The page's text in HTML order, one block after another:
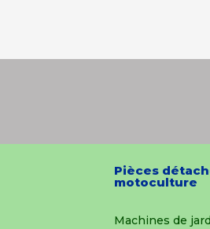
Pièces
motoculture
Machines de